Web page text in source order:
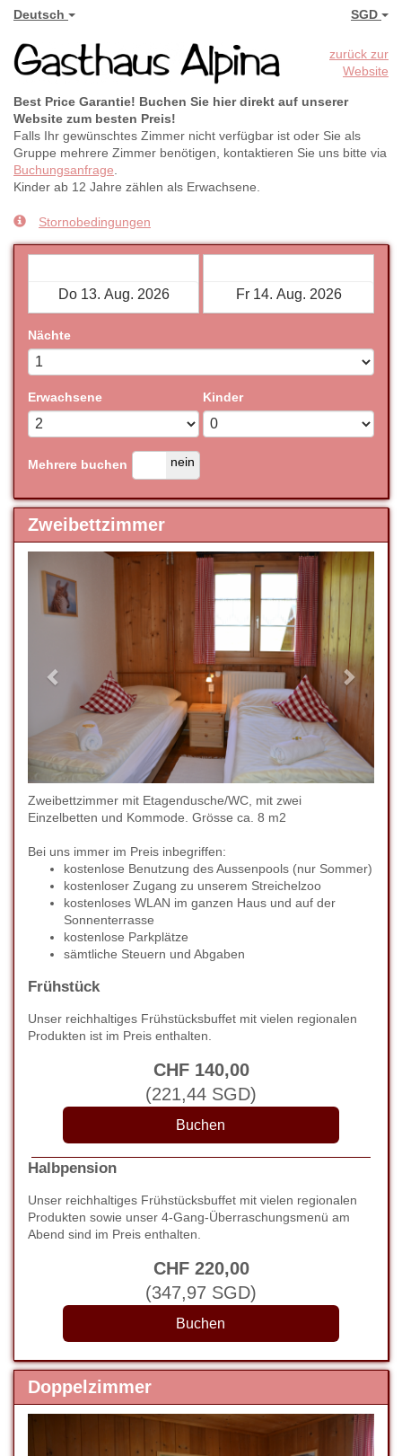
Deutsch SGD
zurück zur
Website
Best Price Garantie! Buchen Sie hier direkt auf unserer
Website zum besten Preis!
Falls Ihr gewünschtes Zimmer nicht verfügbar ist oder Sie als
Gruppe mehrere Zimmer benötigen, kontaktieren Sie uns bitte via
Buchungsanfrage
Kinder ab 12 Jahre zählen als Erwachsene.
Stornobedingungen
Nächte
Erwachsene Kinder
Mehrere buchen
ja nein
Zweibettzimmer
Previous
Next
Zweibettzimmer mit Etagendusche/WC, mit zwei
Einzelbetten und Kommode. Grösse ca. 8 m2
Bei uns immer im Preis inbegriffen:
kostenlose Benutzung des Aussenpools (nur Sommer)
kostenloser Zugang zu unserem Streichelzoo
kostenloses WLAN im ganzen Haus und auf der
Sonnenterrasse
kostenlose Parkplätze
sämtliche Steuern und Abgaben
Frühstück
Unser reichhaltiges Frühstücksbuffet mit vielen regionalen
Produkten ist im Preis enthalten.
CHF 140,00
(221,44 SGD)
Halbpension
Unser reichhaltiges Frühstücksbuffet mit vielen regionalen
Produkten sowie unser 4-Gang-Überraschungsmenü am
Abend sind im Preis enthalten.
CHF 220,00
(347,97 SGD)
Doppelzimmer
Next